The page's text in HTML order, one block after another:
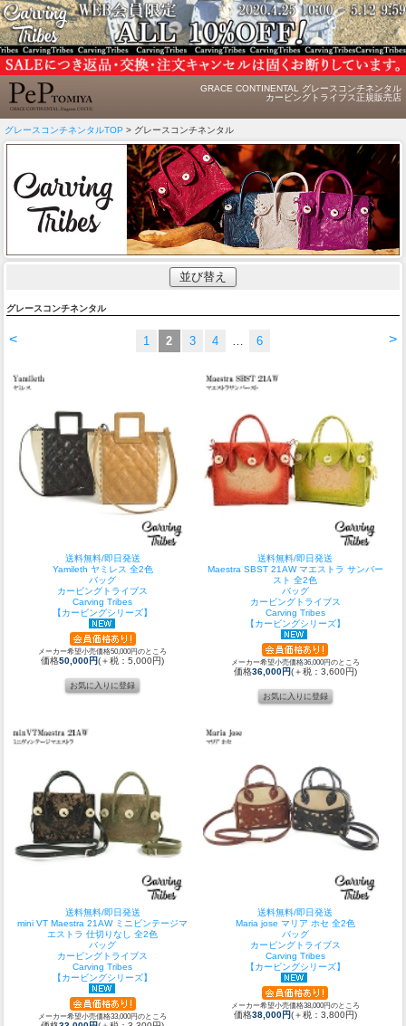
GRACE CONTINENTAL グレースコンチネンタル
カービングトライブス正規販売店
グレースコンチネンタルTOP > グレースコンチネンタル
並び替え
グレースコンチネンタル
< >
1 2 3 4 6
送料無料/即日発送
Yamileth ヤミレス 全2色
バッグ
カービングトライブス
Carving Tribes
【カービングシリーズ】
メーカー希望小売価格50,000円のところ
価格50,000円(＋税：5,000円)
送料無料/即日発送
Maestra SBST 21AW マエストラ サンバー
スト 全2色
バッグ
カービングトライブス
Carving Tribes
【カービングシリーズ】
メーカー希望小売価格36,000円のところ
価格36,000円(＋税：3,600円)
送料無料/即日発送
mini VT Maestra 21AW ミニビンテージマ
エストラ 仕切りなし 全2色
バッグ
カービングトライブス
Carving Tribes
【カービングシリーズ】
メーカー希望小売価格33,000円のところ
送料無料/即日発送
Maria jose マリア ホセ 全2色
バッグ
カービングトライブス
Carving Tribes
【カービングシリーズ】
メーカー希望小売価格38,000円のところ
価格38,000円(＋税：3,800円)